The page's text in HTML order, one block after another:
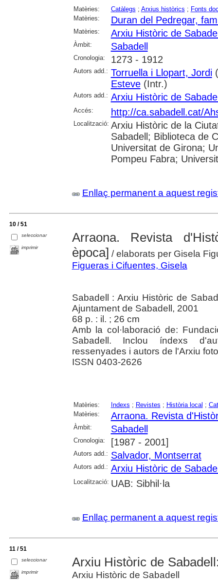
Matèries: Catàlegs ; Arxius històrics ; Fonts
Matèries:
Duran del Pedregar,
Matèries: Arxiu Històric de
Àmbit: Sabadell
Cronologia: 1273 - 1912
Autors add.: Torruella i Llopart, Jordi
Esteve(Intr.)
Autors add.: Arxiu Històric de
Accés: http://ca.sabadell.cat/
Localització: Arxiu Històric de la
Sabadell; Biblioteca de
Universitat de Girona;
Pompeu Fabra;
Enllaç permanent a aquest
10 / 51
seleccionar
imprimir
Arraona. Revista
època] / elaborats per Gisela
Figueras i Cifuentes, Gisela
Sabadell : Arxiu Històric de
Ajuntament de Sabadell, 2001
68 p. : il. ; 26 cm
Amb la col·laboració de:
Sabadell. Inclou índexs
ressenyades i autors de l'Arxiu
ISSN 0403-2626
Matèries: Indexs ; Revistes ; Història local ;
Matèries:
Arraona. Revista
Àmbit: Sabadell
Cronologia: [1987 - 2001]
Autors add.: Salvador, Montserrat
Autors add.: Arxiu Històric de
Localització: UAB: Sibhil·la
Enllaç permanent a aquest
11 / 51
seleccionar
imprimir
Arxiu Històric de
Arxiu Històric de Sabadell